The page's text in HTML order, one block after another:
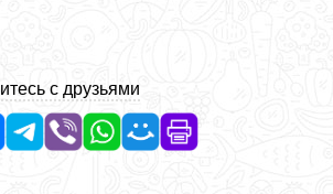
с друзьями